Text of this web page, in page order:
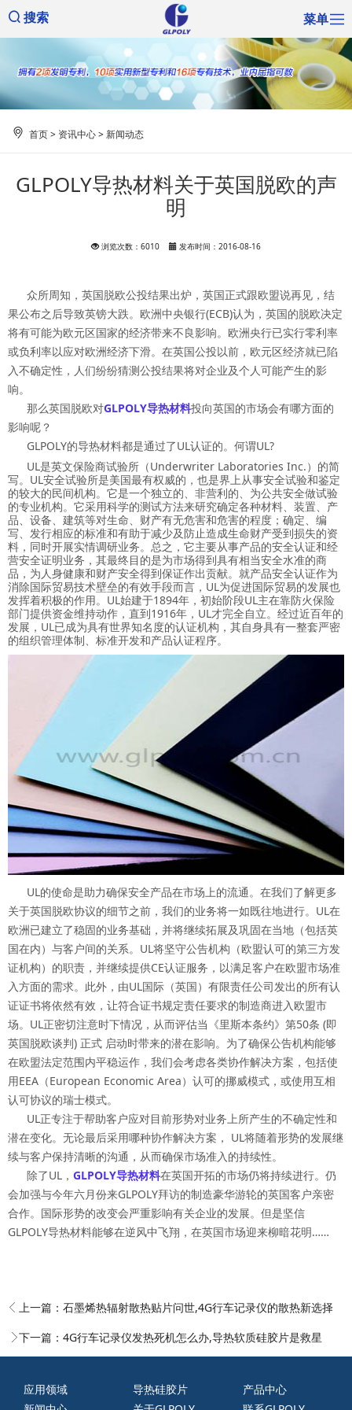
搜索 菜单
首页> 资讯中心>新闻动态
GLPOLY导热材料关于英国脱欧的声
明
浏览次数：6010 发布时间：2016-08-16
众所周知，英国脱欧公投结果出炉，英国正式跟欧盟说再见，结
果公布之后导致英镑大跌。欧洲中央银行(ECB)认为，英国的脱欧决定
将有可能为欧元区国家的经济带来不良影响。欧洲央行已实行零利率
或负利率以应对欧洲经济下滑。在英国公投以前，欧元区经济就已陷
入不确定性，人们纷纷猜测公投结果将对企业及个人可能产生的影
响。
那么英国脱欧对GLPOLY导热材料投向英国的市场会有哪方面的
影响呢？
GLPOLY的导热材料都是通过了UL认证的。何谓UL?
UL是英文保险商试验所（Underwriter Laboratories Inc.）的简
写。UL安全试验所是美国最有权威的，也是界上从事安全试验和鉴定
的较大的民间机构。它是一个独立的、非营利的、为公共安全做试验
的专业机构。它采用科学的测试方法来研究确定各种材料、装置、产
品、设备、建筑等对生命、财产有无危害和危害的程度；确定、编
写、发行相应的标准和有助于减少及防止造成生命财产受到损失的资
料，同时开展实情调研业务。总之，它主要从事产品的安全认证和经
营安全证明业务，其最终目的是为市场得到具有相当安全水准的商
品，为人身健康和财产安全得到保证作出贡献。就产品安全认证作为
消除国际贸易技术壁垒的有效手段而言，UL为促进国际贸易的发展也
发挥着积极的作用。UL始建于1894年，初始阶段UL主在靠防火保险
部门提供资金维持动作，直到1916年，UL才完全自立。经过近百年的
发展，UL已成为具有世界知名度的认证机构，其自身具有一整套严密
的组织管理体制、标准开发和产品认证程序。
UL的使命是助力确保安全产品在市场上的流通。在我们了解更多
关于英国脱欧协议的细节之前，我们的业务将一如既往地进行。UL在
欧洲已建立了稳固的业务基础，并将继续拓展及巩固在当地（包括英
国在内）与客户间的关系。UL将坚守公告机构（欧盟认可的第三方发
证机构）的职责，并继续提供CE认证服务，以满足客户在欧盟市场准
入方面的需求。此外，由UL国际（英国）有限责任公司发出的所有认
证证书将依然有效，让符合证书规定责任要求的制造商进入欧盟市
场。UL正密切注意时下情况，从而评估当《里斯本条约》第50条 (即
英国脱欧谈判) 正式 启动时带来的潜在影响。为了确保公告机构能够
在欧盟法定范围内平稳运作，我们会考虑各类协作解决方案，包括使
用EEA（European Economic Area）认可的挪威模式，或使用互相
认可协议的瑞士模式。
UL正专注于帮助客户应对目前形势对业务上所产生的不确定性和
潜在变化。无论最后采用哪种协作解决方案， UL将随着形势的发展继
续与客户保持清晰的沟通，从而确保市场准入的持续性。
除了UL， GLPOLY导热材料在英国开拓的市场仍将持续进行。仍
会加强与今年六月份来GLPOLY拜访的制造豪华游轮的英国客户亲密
合作。国际形势的改变会严重影响有关企业的发展。但是坚信
GLPOLY导热材料能够在逆风中飞翔，在英国市场迎来柳暗花明……
上一篇： 石墨烯热辐射散热贴片问世,4G行车记录仪的散热新选择
下一篇： 4G行车记录仪发热死机怎么办,导热软质硅胶片是救星
应用领域 导热硅胶片
产品中心